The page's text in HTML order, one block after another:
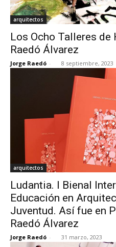
arquitectos
Los Ocho Talleres de
Raedó Álvarez
Jorge Raedó - 8 septiembre, 2023
arquitectos
Ludantia. I Bienal
Educación en
Juventud. Así fue en
Raedó Álvarez
Jorge Raedó - 31 marzo, 2023